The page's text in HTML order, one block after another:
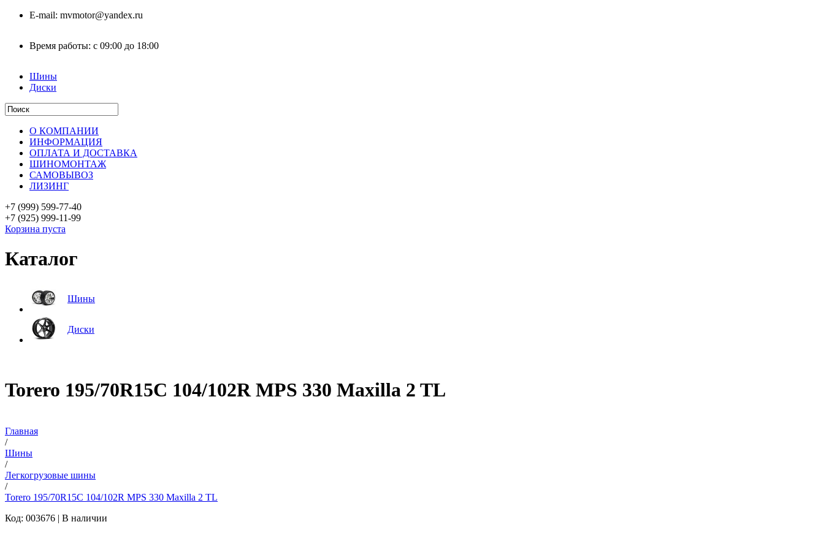
E-mail: mvmotor@yandex.ru
Время работы: с 09:00 до 18:00
Шины
Диски
О КОМПАНИИ
ИНФОРМАЦИЯ
ОПЛАТА И ДОСТАВКА
ШИНОМОНТАЖ
САМОВЫВОЗ
ЛИЗИНГ
+7 (999) 599-77-40
+7 (925) 999-11-99
Корзина пуста
Каталог
Шины
Диски
Torero 195/70R15C 104/102R MPS 330 Maxilla 2 TL
Главная
/
Шины
/
Легкогрузовые шины
/
Torero 195/70R15C 104/102R MPS 330 Maxilla 2 TL
Код: 003676 | В наличии